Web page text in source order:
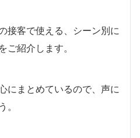
接客で使える、シーン別に
ご紹介します。
にまとめているので、声に
。